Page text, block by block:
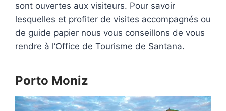
sont ouvertes aux visiteurs. Pour savoir
lesquelles et profiter de visites accompagnés ou
de guide papier nous vous conseillons de vous
rendre à l’Office de Tourisme de Santana.
Porto Moniz